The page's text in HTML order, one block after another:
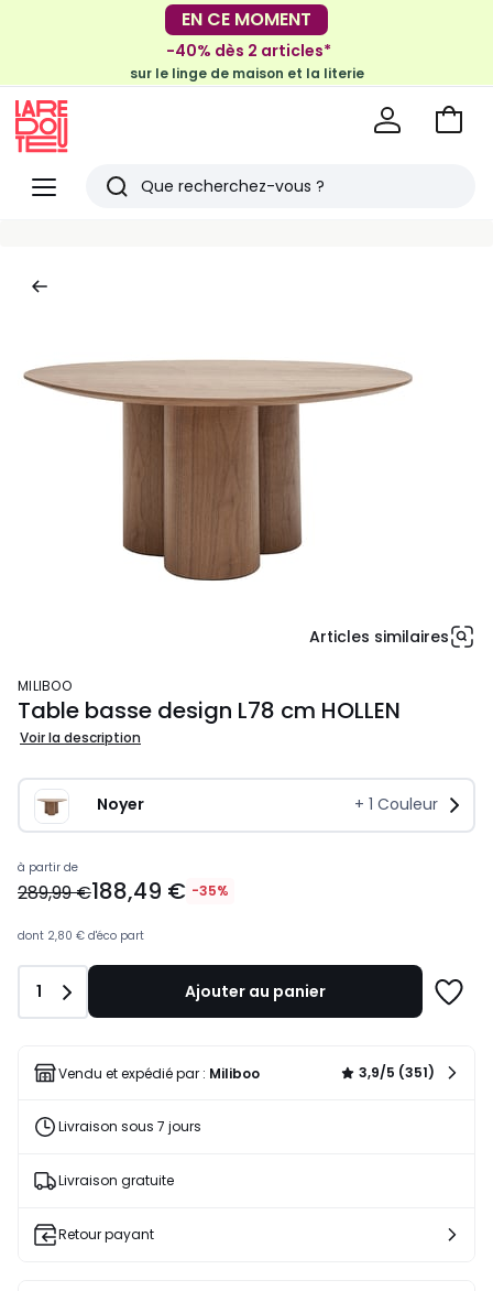
-30€ tous les 100€*
sur le meuble & la déco
EN CE MOMENT
-40% dès 2 articles*
sur le linge de maison et la literie
Menu
Redoute
Rechercher
Voir
Articles similaires
MILIBOO
Table basse design L78 cm HOLLEN
Voir la description
Noyer + 1 Couleur
319,99
€.
à partir de
289,99 €188,49 € -35%
dont 2,80 € d'éco part
Quantité
1 Ajouter au panier
liste
Vendu et expédié par : Miliboo 3,9/5 (351)
Livraison sous 7 jours
Livraison gratuite
Retour payant